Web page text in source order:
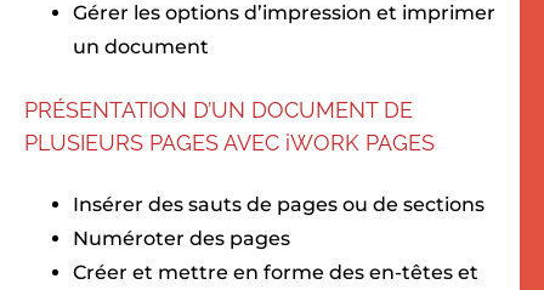
Gérer les options d’impression et imprimer
un document
PRÉSENTATION D’UN DOCUMENT DE
PLUSIEURS PAGES AVEC iWORK PAGES
Insérer des sauts de pages ou de sections
Numéroter des pages
Créer et mettre en forme des en-têtes et